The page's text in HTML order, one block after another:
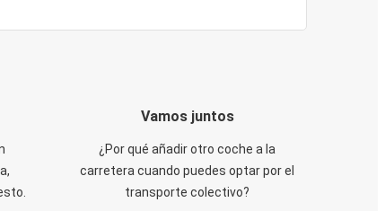
Vamos juntos
¿Por qué añadir otro coche a la
carretera cuando puedes optar por el
transporte colectivo?